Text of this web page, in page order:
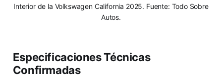
Interior de la Volkswagen California 2025. Fuente: Todo Sobre
Autos.
Especificaciones Técnicas
Confirmadas